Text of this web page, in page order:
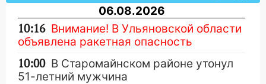
06.08.2026
10:16 Внимание! В Ульяновской области
объявлена ракетная опасность
10:00 В Старомайнском районе утонул
51-летний мужчина